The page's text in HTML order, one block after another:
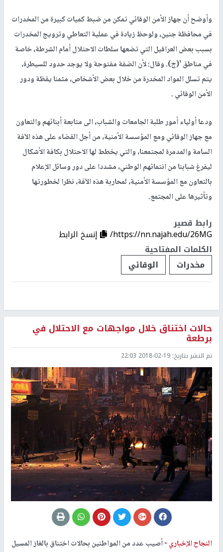
وأوضح أن جهاز الأمن الوقائي تمكن من ضبط كميات كبيرة من المخدرات
في محافظة جنين، ولوحظ زيادة في عملية التعاطي وترويج المخدرات
بسبب بعض العراقيل التي تضعها سلطات الاحتلال أمام الشرطة، خاصة
في مناطق '(ج). وقال: لأن الضفة مفتوحة ولا يوجد حدود للسيطرة،
يتم تسلل المواد المخدرة من خلال بعض الأشخاص، مثمنا يقظة ودور
الأمن الوقائي .
ودعا أولياء أمور طلبة الجامعات والشباب، الى متابعة أبنائهم والتعاون
مع جهاز الوقائي ومع المؤسسة الأمنية، من أجل القضاء على هذه الآفة
السامة والمدمرة لمجتمعنا، والتي يخطط لها الاحتلال بكافة الأشكال
ليفرغ شبابنا من انتمائهم الوطني، مشددا على دور وسائل الإعلام
بالتعاون مع المؤسسة الأمنية، لمحاربة هذه الآفة، نظرا لخطورتها
وتأثيرها على المجتمع.
رابط قصير
https://nn.najah.edu/26MG/
إنسخ الرابط
الكلمات المفتاحية
مخدرات
الوقائي
حالات اختناق خلال مواجهات مع الاحتلال في
برطعة
تم النشر بتاريخ: 2018-02-19 22:03
النجاح الإخباري -أصيب عدد من المواطنين بحالات اختناق بالغاز المسيل